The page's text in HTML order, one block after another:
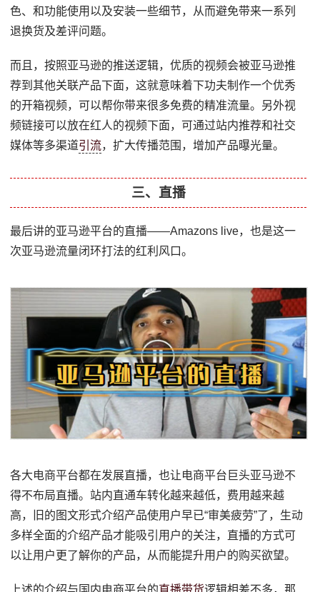
色、和功能使用以及安装一些细节，从而避免带来一系列
退换货及差评问题。
而且，按照亚马逊的推送逻辑，优质的视频会被亚马逊推
荐到其他关联产品下面，这就意味着下功夫制作一个优秀
的开箱视频，可以帮你带来很多免费的精准流量。另外视
频链接可以放在红人的视频下面，可通过站内推荐和社交
媒体等多渠道引流，扩大传播范围，增加产品曝光量。
三、直播
最后讲的亚马逊平台的直播——Amazons live，也是这一
次亚马逊流量闭环打法的红利风口。
各大电商平台都在发展直播，也让电商平台巨头亚马逊不
得不布局直播。站内直通车转化越来越低，费用越来越
高，旧的图文形式介绍产品使用户早已“审美疲劳”了，生动
多样全面的介绍产品才能吸引用户的关注，直播的方式可
以让用户更了解你的产品，从而能提升用户的购买欲望。